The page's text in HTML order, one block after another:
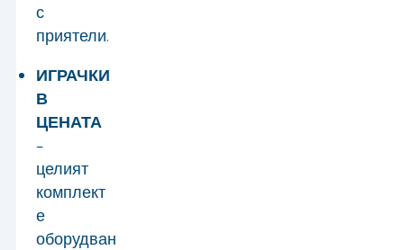
с
приятели.
ИГРАЧКИ
В
ЦЕНАТА
–
целият
комплект
е
оборудван